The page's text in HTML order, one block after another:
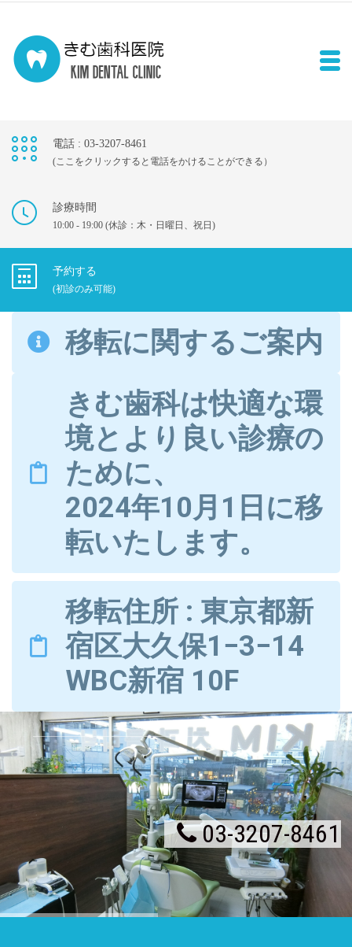
電話 : 03-3207-8461
(ここをクリックすると電話をかけることができる）
診療時間
10:00 - 19:00 (休診：木・日曜日、祝日)
予約する
(初診のみ可能)
移転に関するご案内
きむ歯科は快適な環
境とより良い診療の
ために、
2024年10月1日に移
転いたします。
移転住所 : 東京都新
宿区大久保1−3−14
WBC新宿 10F